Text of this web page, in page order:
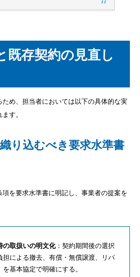
既存契約の見直し
め、担当者においては以下の具体的な実
す。
り込むべき要求水準書
を要求水準書に明記し、事業者の提案を
の取扱いの明文化：契約期間後の選択
担による撤去、有償・無償譲渡、リパ
基本協定で明確にする。